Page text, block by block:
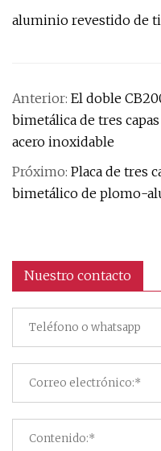
aluminio revestido de
Anterior: El doble
bimetálica de tres
acero inoxidable
Próximo: Placa de tres
bimetálico de plomo-
Nuestro contacto